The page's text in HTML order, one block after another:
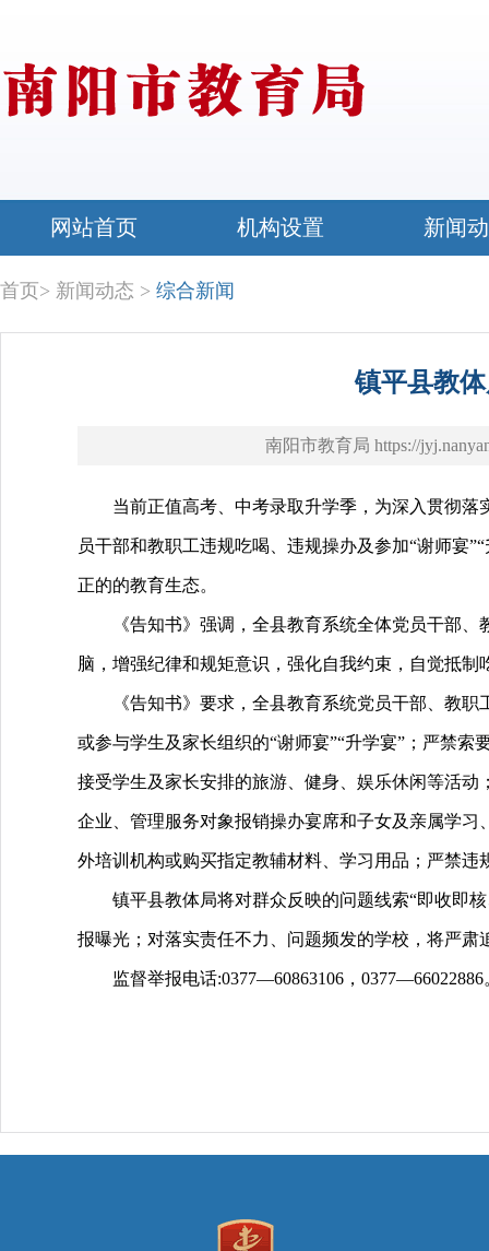
网站首页 机构设置 新闻
首页> 新闻动态 > 综合新闻
镇平县教
南阳市教育局 https://
当前正值高考、中考录取升学季，为深入贯彻
员干部和教职工违规吃喝、违规操办及参加“谢师宴
正的的教育生态。
《告知书》强调，全县教育系统全体党员干部
脑，增强纪律和规矩意识，强化自我约束，自觉抵
《告知书》要求，全县教育系统党员干部、教
或参与学生及家长组织的“谢师宴”“升学宴”；严禁
接受学生及家长安排的旅游、健身、娱乐休闲等活
企业、管理服务对象报销操办宴席和子女及亲属学
外培训机构或购买指定教辅材料、学习用品；严禁
镇平县教体局将对群众反映的问题线索“即收即
报曝光；对落实责任不力、问题频发的学校，将严
监督举报电话:0377—60863106，0377—66022886